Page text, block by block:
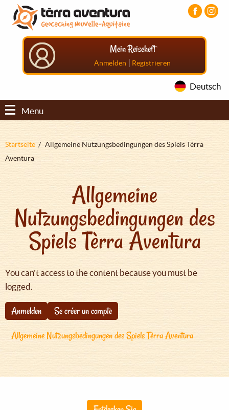
Direkt
zum
Inhalt
Aller
menu
principal
Aller
pied
Mein Reiseheft
Anmelden | Registrieren
Deutsch
Menu
Pfadnavigation
Startseite
Allgemeine Nutzungsbedingungen des Spiels Tèrra
Aventura
Allgemeine
Nutzungsbedingungen des
Spiels Tèrra Aventura
You can't access to the content because you must be
logged.
Anmelden
Se créer un compte
Allgemeine Nutzungsbedingungen des Spiels Tèrra Aventura